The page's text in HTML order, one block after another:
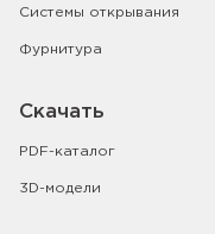
Системы открывания
Фурнитура
Скачать
PDF-каталог
3D-модели